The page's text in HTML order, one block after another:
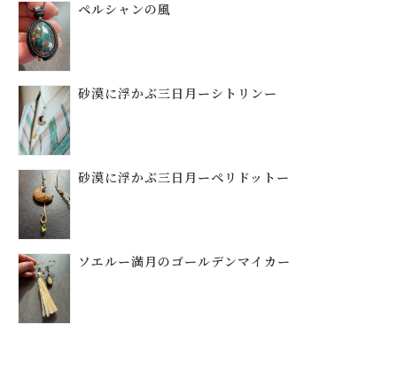
ペルシャンの風
砂漠に浮かぶ三日月ーシトリンー
砂漠に浮かぶ三日月ーペリドットー
ソエルー満月のゴールデンマイカー